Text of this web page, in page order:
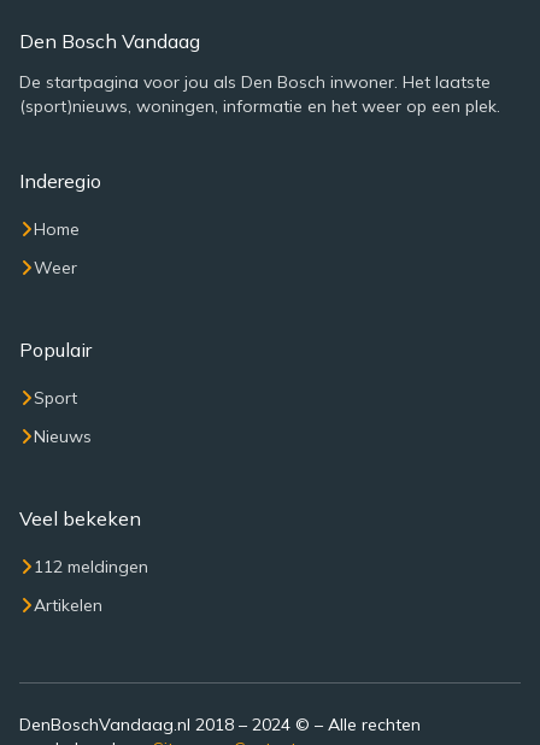
Den Bosch Vandaag
De startpagina voor jou als Den Bosch inwoner. Het laatste
(sport)nieuws, woningen, informatie en het weer op een plek.
Inderegio
Home
Weer
Populair
Sport
Nieuws
Veel bekeken
112 meldingen
Artikelen
DenBoschVandaag.nl 2018 – 2024 © – Alle rechten